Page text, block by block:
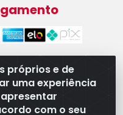
próprios e de
uma experiência
com o seu
LTDA - CNPJ
667 - Parque
- CEP 74375-660